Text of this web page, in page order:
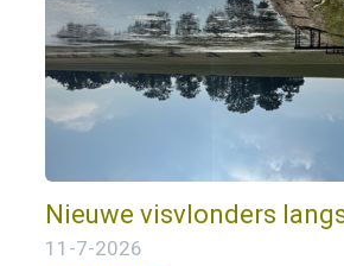
Nieuwe visvlonders
11-7-2026